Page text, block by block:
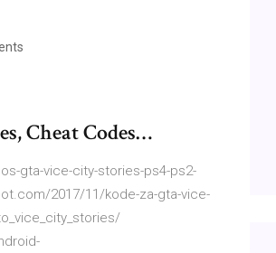
Cheat Codes…
gta-vice-city-stories-ps4-ps2-
2017/11/kode-za-gta-vice-